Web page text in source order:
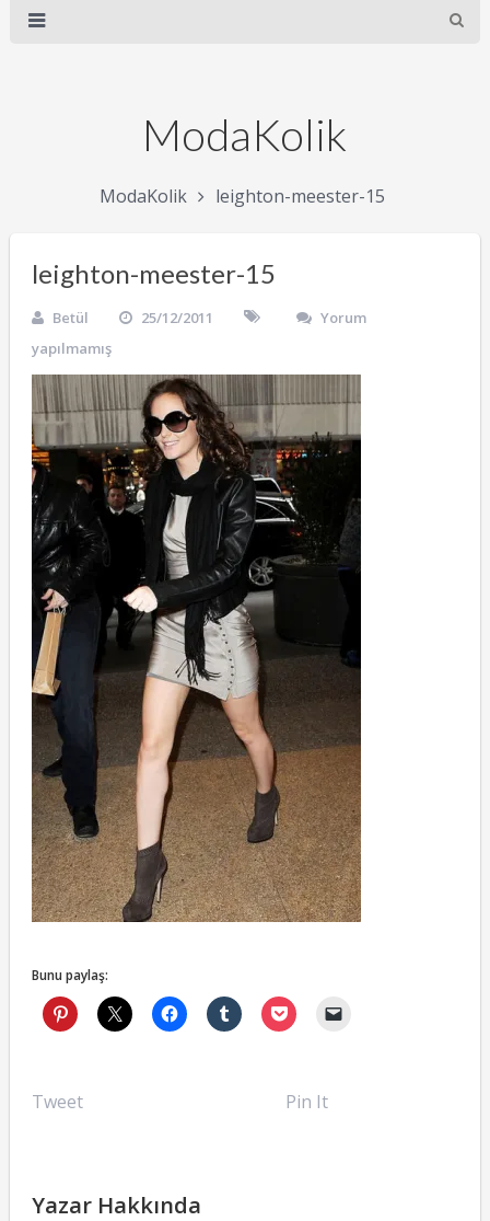
ModaKolik
ModaKolik leighton-meester-15
leighton-meester-15
Betül 25/12/2011
Yorum
yapılmamış
Bunu paylaş:
Tweet Pin It
Yazar Hakkında